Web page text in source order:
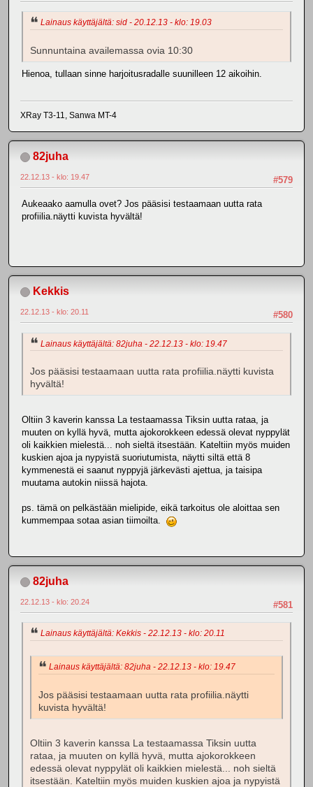
Lainaus käyttäjältä: sid - 20.12.13 - klo: 19.03
Sunnuntaina availemassa ovia 10:30
Hienoa, tullaan sinne harjoitusradalle suunilleen 12 aikoihin.
XRay T3-11, Sanwa MT-4
82juha
#579
22.12.13 - klo: 19.47
Aukeaako aamulla ovet? Jos pääsisi testaamaan uutta rata
profiilia.näytti kuvista hyvältä!
Kekkis
#580
22.12.13 - klo: 20.11
Lainaus käyttäjältä: 82juha - 22.12.13 - klo: 19.47
Jos pääsisi testaamaan uutta rata profiilia.näytti kuvista
hyvältä!
Oltiin 3 kaverin kanssa La testaamassa Tiksin uutta rataa, ja
muuten on kyllä hyvä, mutta ajokorokkeen edessä olevat nyppylät
oli kaikkien mielestä... noh sieltä itsestään. Kateltiin myös muiden
kuskien ajoa ja nypyistä suoriutumista, näytti siltä että 8
kymmenestä ei saanut nyppyjä järkevästi ajettua, ja taisipa
muutama autokin niissä hajota.
ps. tämä on pelkästään mielipide, eikä tarkoitus ole aloittaa sen
kummempaa sotaa asian tiimoilta.
82juha
#581
22.12.13 - klo: 20.24
Lainaus käyttäjältä: Kekkis - 22.12.13 - klo: 20.11
Lainaus käyttäjältä: 82juha - 22.12.13 - klo: 19.47
Jos pääsisi testaamaan uutta rata profiilia.näytti
kuvista hyvältä!
Oltiin 3 kaverin kanssa La testaamassa Tiksin uutta
rataa, ja muuten on kyllä hyvä, mutta ajokorokkeen
edessä olevat nyppylät oli kaikkien mielestä... noh sieltä
itsestään. Kateltiin myös muiden kuskien ajoa ja nypyistä